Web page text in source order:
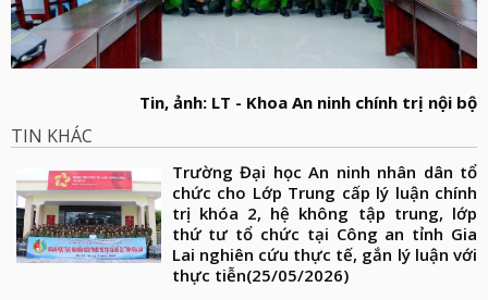
Tin, ảnh: LT - Khoa An ninh chính trị nội bộ
TIN KHÁC
Trường Đại học An ninh nhân dân tổ
chức cho Lớp Trung cấp lý luận chính
trị khóa 2, hệ không tập trung, lớp
thứ tư tổ chức tại Công an tỉnh Gia
Lai nghiên cứu thực tế, gắn lý luận với
thực tiễn(25/05/2026)